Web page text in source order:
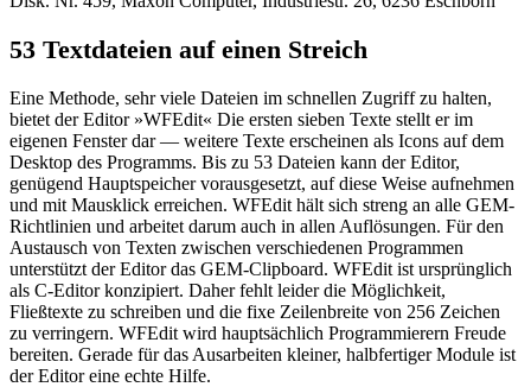
53 Textdateien auf einen Streich
Eine Methode, sehr viele Dateien im schnellen Zugriff zu halten,
bietet der Editor »WFEdit« Die ersten sieben Texte stellt er im
eigenen Fenster dar — weitere Texte erscheinen als Icons auf dem
Desktop des Programms. Bis zu 53 Dateien kann der Editor,
genügend Hauptspeicher vorausgesetzt, auf diese Weise aufnehmen
und mit Mausklick erreichen. WFEdit hält sich streng an alle GEM-
Richtlinien und arbeitet darum auch in allen Auflösungen. Für den
Austausch von Texten zwischen verschiedenen Programmen
unterstützt der Editor das GEM-Clipboard. WFEdit ist ursprünglich
als C-Editor konzipiert. Daher fehlt leider die Möglichkeit,
Fließtexte zu schreiben und die fixe Zeilenbreite von 256 Zeichen
zu verringern. WFEdit wird hauptsächlich Programmierern Freude
bereiten. Gerade für das Ausarbeiten kleiner, halbfertiger Module ist
der Editor eine echte Hilfe.